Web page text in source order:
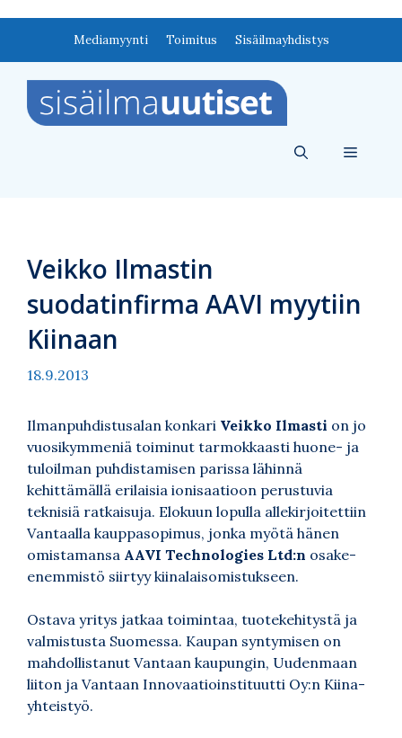
Mediamyynti Toimitus Sisäilmayhdistys
Valikko
Veikko Ilmastin
suodatinfirma AAVI myytiin
Kiinaan
18.9.2013
Ilmanpuhdistusalan konkari Veikko Ilmasti on jo
vuosikymmeniä toiminut tarmokkaasti huone- ja
tuloilman puhdistamisen parissa lähinnä
kehittämällä erilaisia ionisaatioon perustuvia
teknisiä ratkaisuja. Elokuun lopulla allekirjoitettiin
Vantaalla kauppasopimus, jonka myötä hänen
omistamansa AAVI Technologies Ltd:n osake-
enemmistö siirtyy kiinalaisomistukseen.
Ostava yritys jatkaa toimintaa, tuotekehitystä ja
valmistusta Suomessa. Kaupan syntymisen on
mahdollistanut Vantaan kaupungin, Uudenmaan
liiton ja Vantaan Innovaatioinstituutti Oy:n Kiina-
yhteistyö.